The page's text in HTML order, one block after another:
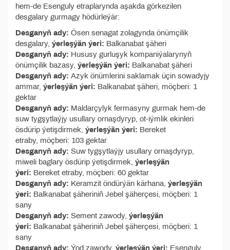
hem-de Esenguly etraplarynda aşakda görkezilen
desgalary gurmagy hödürleýär:
Desganyň ady: Ösen senagat zolagynda önümçilik
desgalary, ýerleşýän ýeri: Balkanabat şäheri
Desganyň ady: Hususy gurluşyk kompaniýalarynyň
önümçilik bazasy, ýerleşýän ýeri: Balkanabat şäheri
Desganyň ady: Azyk önümlerini saklamak üçin sowadyjy
ammar, ýerleşýän ýeri: Balkanabat şäheri, möçberi: 1
gektar
Desganyň ady: Maldarçylyk fermasyny gurmak hem-de
suw tygşytlaýjy usullary ornaşdyryp, ot-iýmlik ekinleri
ösdürip ýetişdirmek, ýerleşýän ýeri: Bereket
etraby, möçberi: 103 gektar
Desganyň ady: Suw tygşytlaýjy usullary ornaşdyryp,
miweli baglary ösdürip ýetişdirmek, ýerleşýän
ýeri: Bereket etraby, möçberi: 60 gektar
Desganyň ady: Keramzit öndürýän kärhana, ýerleşýän
ýeri: Balkanabat şäheriniň Jebel şäherçesi, möçberi: 1
sany
Desganyň ady: Sement zawody, ýerleşýän
ýeri: Balkanabat şäheriniň Jebel şäherçesi, möçberi: 1
sany
Desganyň ady: Ýod zawody, ýerleşýän ýeri: Esenguly